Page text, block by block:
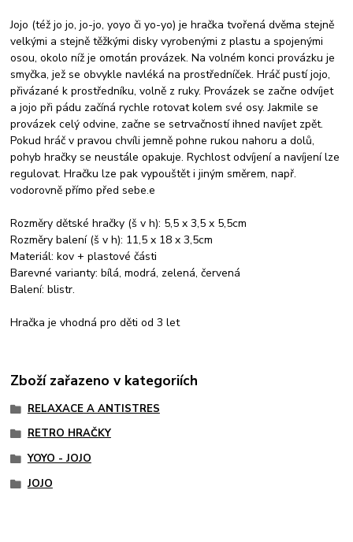
Jojo (též jo jo, jo-jo, yoyo či yo-yo) je hračka tvořená dvěma stejně
velkými a stejně těžkými disky vyrobenými z plastu a spojenými
osou, okolo níž je omotán provázek. Na volném konci provázku je
smyčka, jež se obvykle navléká na prostředníček. Hráč pustí jojo,
přivázané k prostředníku, volně z ruky. Provázek se začne odvíjet
a jojo při pádu začíná rychle rotovat kolem své osy. Jakmile se
provázek celý odvine, začne se setrvačností ihned navíjet zpět.
Pokud hráč v pravou chvíli jemně pohne rukou nahoru a dolů,
pohyb hračky se neustále opakuje. Rychlost odvíjení a navíjení lze
regulovat. Hračku lze pak vypouštět i jiným směrem, např.
vodorovně přímo před sebe.e
Rozměry dětské hračky (š v h): 5,5 x 3,5 x 5,5cm
Rozměry balení (š v h): 11,5 x 18 x 3,5cm
Materiál: kov + plastové části
Barevné varianty: bílá, modrá, zelená, červená
Balení: blistr.
Hračka je vhodná pro děti od 3 let
Zboží zařazeno v kategoriích
RELAXACE A ANTISTRES
RETRO HRAČKY
YOYO - JOJO
JOJO